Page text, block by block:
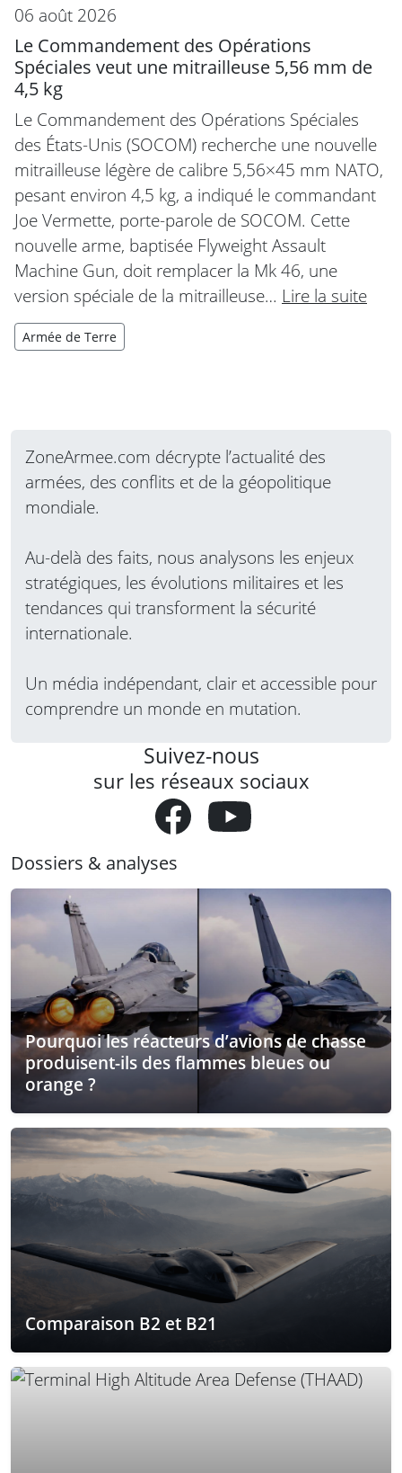
06 août 2026
Le Commandement des Opérations
Spéciales veut une mitrailleuse 5,56 mm de
4,5 kg
Le Commandement des Opérations Spéciales
des États-Unis (SOCOM) recherche une nouvelle
mitrailleuse légère de calibre 5,56×45 mm NATO,
pesant environ 4,5 kg, a indiqué le commandant
Joe Vermette, porte-parole de SOCOM. Cette
nouvelle arme, baptisée Flyweight Assault
Machine Gun, doit remplacer la Mk 46, une
version spéciale de la mitrailleuse… Lire la suite
Armée de Terre
ZoneArmee.com décrypte l’actualité des
armées, des conflits et de la géopolitique
mondiale.
Au-delà des faits, nous analysons les enjeux
stratégiques, les évolutions militaires et les
tendances qui transforment la sécurité
internationale.
Un média indépendant, clair et accessible pour
comprendre un monde en mutation.
Suivez-nous
sur les réseaux sociaux
Dossiers & analyses
Pourquoi les réacteurs d’avions de chasse
produisent-ils des flammes bleues ou
orange ?
Comparaison B2 et B21